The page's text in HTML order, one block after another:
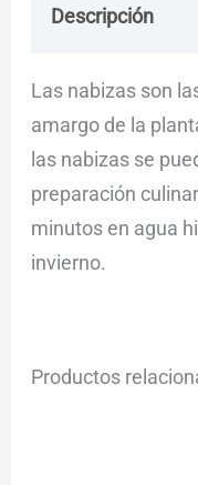
Descripción
Las nabizas son
amargo de la
las nabizas se
preparación
minutos en agua
invierno.
Productos